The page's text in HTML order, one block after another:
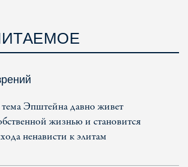
Эпштейна давно живет
жизнью и становится
ненависти к элитам